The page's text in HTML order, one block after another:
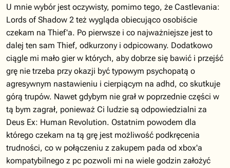
U mnie wybór jest oczywisty, pomimo tego, że Castlevania:
Lords of Shadow 2 też wygląda obiecująco osobiście
czekam na Thief'a. Po pierwsze i co najważniejsze jest to
dalej ten sam Thief, odkurzony i odpicowany. Dodatkowo
ciągle mi mało gier w których, aby dobrze się bawić i przejść
grę nie trzeba przy okazji być typowym psychopatą o
agresywnym nastawieniu i cierpiącym na adhd, co skutkuje
górą trupów. Nawet gdybym nie grał w poprzednie części w
tą bym zagrał, ponieważ Ci ludzie są odpowiedzialni za
Deus Ex: Human Revolution. Ostatnim powodem dla
którego czekam na tą grę jest możliwość podkręcenia
trudności, co w połączeniu z zakupem pada od xbox'a
kompatybilnego z pc pozwoli mi na wiele godzin założyć